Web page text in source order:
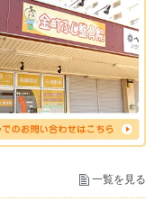
一覧を見る